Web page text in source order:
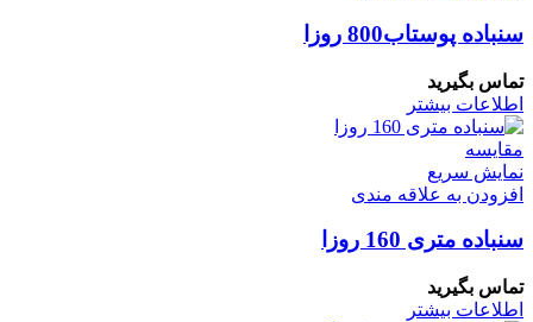
سنباده پوستاب800 روزا
تماس بگیرید
اطلاعات بیشتر
مقايسه
نمایش سریع
افزودن به علاقه مندی
سنباده متری 160 روزا
تماس بگیرید
اطلاعات بیشتر